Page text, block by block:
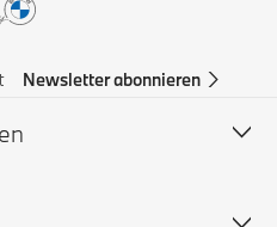
Newsletter abonnieren